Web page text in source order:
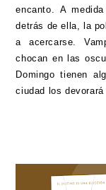
encanto. A
detrás de ella, la
a acercarse.
chocan en las
Domingo tienen
ciudad los